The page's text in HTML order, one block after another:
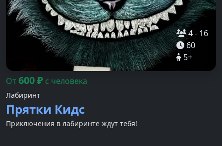
4- 16
60
5+
От600₽ с человека
Лабиринт
Прятки Кидс
Приключения в лабиринте ждут тебя!